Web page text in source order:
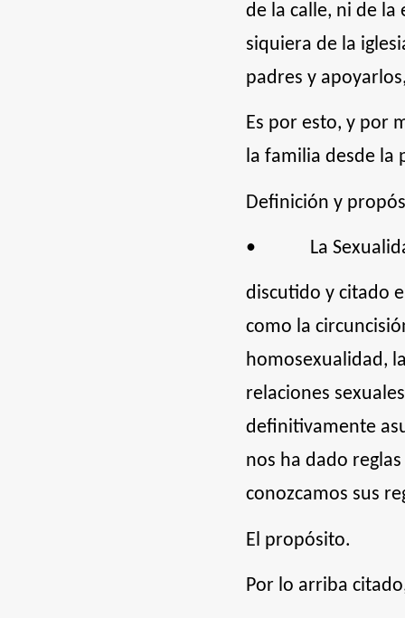
de la calle, ni de
siquiera de la
padres y
Es por esto, y por
la familia desde la
Definición y
• La
discutido y citado
como la
homosexualidad,
relaciones
definitivamente
nos ha dado
conozcamos sus
El propósito.
Por lo arriba